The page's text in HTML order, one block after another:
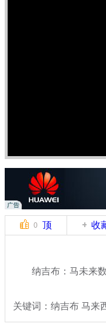
0 顶 收
纳吉布：马未来数
关键词：纳吉布 马来